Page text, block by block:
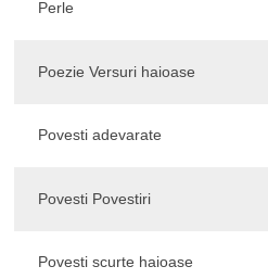
Perle
Poezie Versuri haioase
Povesti adevarate
Povesti Povestiri
Povesti scurte haioase